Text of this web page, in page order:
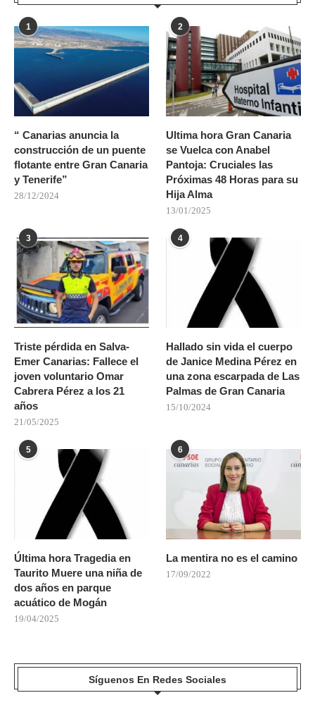
1
“ Canarias anuncia la
construcción de un puente
flotante entre Gran Canaria
y Tenerife”
28/12/2024
2
Ultima hora Gran Canaria
se Vuelca con Anabel
Pantoja: Cruciales las
Próximas 48 Horas para su
Hija Alma
13/01/2025
3
Triste pérdida en Salva-
Emer Canarias: Fallece el
joven voluntario Omar
Cabrera Pérez a los 21
años
21/05/2025
4
Hallado sin vida el cuerpo
de Janice Medina Pérez en
una zona escarpada de Las
Palmas de Gran Canaria
15/10/2024
5
Última hora Tragedia en
Taurito Muere una niña de
dos años en parque
acuático de Mogán
19/04/2025
6
La mentira no es el camino
17/09/2022
Síguenos En Redes Sociales